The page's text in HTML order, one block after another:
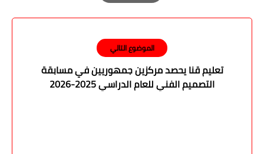
Print
الموضوع التالي
تعليم قنا يحصد مركزين جمهوريين في مسابقة
التصميم الفني للعام الدراسي 2025-2026